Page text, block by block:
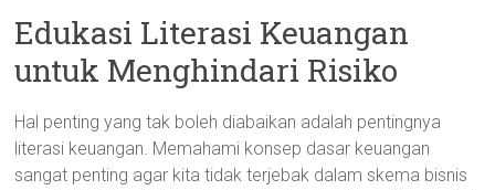
Edukasi Literasi Keuangan
untuk Menghindari Risiko
Hal penting yang tak boleh diabaikan adalah pentingnya
literasi keuangan. Memahami konsep dasar keuangan
sangat penting agar kita tidak terjebak dalam skema bisnis